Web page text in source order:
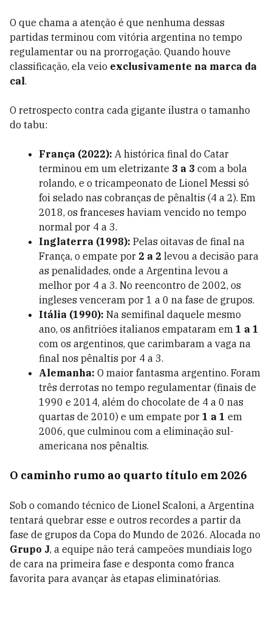
O que chama a atenção é que nenhuma dessas
partidas terminou com vitória argentina no tempo
regulamentar ou na prorrogação. Quando houve
classificação, ela veio exclusivamente na marca da
cal.
O retrospecto contra cada gigante ilustra o tamanho
do tabu:
França (2022): A histórica final do Catar
terminou em um eletrizante 3 a 3 com a bola
rolando, e o tricampeonato de Lionel Messi só
foi selado nas cobranças de pênaltis (4 a 2). Em
2018, os franceses haviam vencido no tempo
normal por 4 a 3.
Inglaterra (1998): Pelas oitavas de final na
França, o empate por 2 a 2 levou a decisão para
as penalidades, onde a Argentina levou a
melhor por 4 a 3. No reencontro de 2002, os
ingleses venceram por 1 a 0 na fase de grupos.
Itália (1990): Na semifinal daquele mesmo
ano, os anfitriões italianos empataram em 1 a 1
com os argentinos, que carimbaram a vaga na
final nos pênaltis por 4 a 3.
Alemanha: O maior fantasma argentino. Foram
três derrotas no tempo regulamentar (finais de
1990 e 2014, além do chocolate de 4 a 0 nas
quartas de 2010) e um empate por 1 a 1 em
2006, que culminou com a eliminação sul-
americana nos pênaltis.
O caminho rumo ao quarto título em 2026
Sob o comando técnico de Lionel Scaloni, a Argentina
tentará quebrar esse e outros recordes a partir da
fase de grupos da Copa do Mundo de 2026. Alocada no
Grupo J, a equipe não terá campeões mundiais logo
de cara na primeira fase e desponta como franca
favorita para avançar às etapas eliminatórias.